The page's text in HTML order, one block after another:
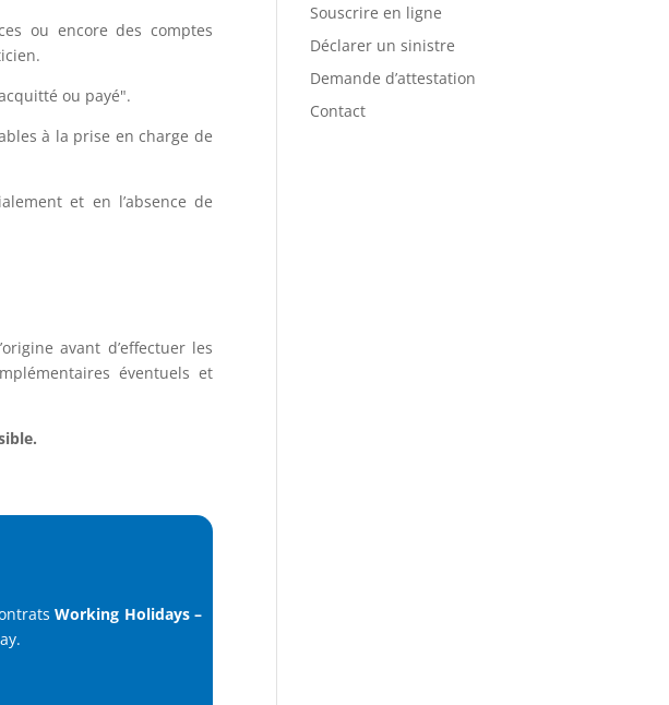
ou encore des comptes
ou payé".
à la prise en charge de
et en l’absence de
avant d’effectuer les
éventuels et
Working Holidays –
Souscrire en ligne
Déclarer un sinistre
Demande d’attestation
Contact